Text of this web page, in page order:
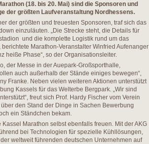
(18. bis 20. Mai) sind die Sponsoren und
der größten Laufveranstaltung Nordhessens.
der größten und treuesten Sponsoren, traf sich das
einzuläuten. „Die Strecke steht, die Details für
und die komplette Logistik rund um das
Marathon-Veranstalter Winfried Aufenanger
heiße Phase“, so der Organisationsleiter.
der Messe in der Auepark-Großsporthalle,
auch außerhalb der Stände einiges bewegen“,
Franke. Neben vielen weiteren Aktionen unterstützt
Kassels für das Welterbe Bergpark. „Wir sind
freut sich Prof. Hardy Fischer vom Verein
den Stand der Dinge in Sachen Bewerbung
ein Ständchen bekam.
Marathon selbst ebenfalls freuen. Mit der AKG
bei Technologien für spezielle Kühllösungen,
weltweit führenden deutschen Unternehmen auf